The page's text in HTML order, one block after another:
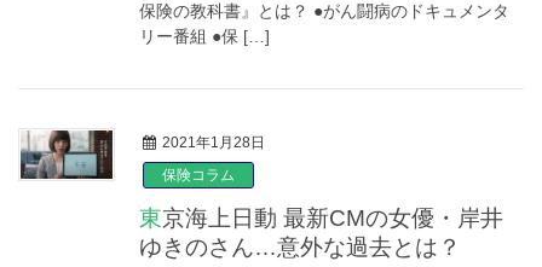
保険の教科書』とは？ ●がん闘病のドキュメンタ
リー番組 ●保 […]
2021年1月28日
保険コラム
東京海上日動 最新CMの女優・岸井
ゆきのさん…意外な過去とは？